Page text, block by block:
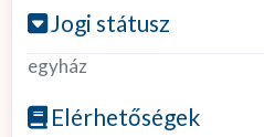
Jogi státusz
egyház
Elérhetőségek